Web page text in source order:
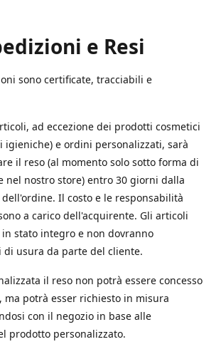
e Resi
sono certificate, tracciabili e
ad eccezione dei prodotti cosmetici
igieniche) e ordini personalizzati, sarà
il reso (al momento solo sotto forma di
nel nostro store) entro 30 giorni dalla
Il costo e le responsabilità
a carico dell'acquirente. Gli articoli
stato integro e non dovranno
di usura da parte del cliente.
il reso non potrà essere concesso
ma potrà esser richiesto in misura
con il negozio in base alle
prodotto personalizzato.